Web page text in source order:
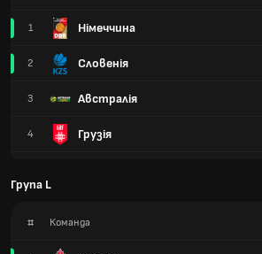
1 Німеччина
2 Словенія
3 Австралія
4 Грузія
Група L
# Команда